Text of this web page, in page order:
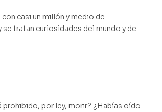
casi un millón y medio de
tratan curiosidades del mundo y de
prohibido, por ley, morir? ¿Habías oído